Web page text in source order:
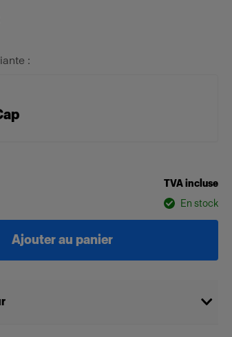
:
TVA incluse
En stock
Ajouter au panier